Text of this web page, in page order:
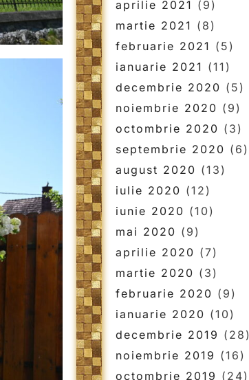
aprilie 2021 (9)
martie 2021 (8)
februarie 2021 (5)
ianuarie 2021 (11)
decembrie 2020 (5)
noiembrie 2020 (9)
octombrie 2020 (3)
septembrie 2020 (6)
august 2020 (13)
iulie 2020 (12)
iunie 2020 (10)
mai 2020 (9)
aprilie 2020 (7)
martie 2020 (3)
februarie 2020 (9)
ianuarie 2020 (10)
decembrie 2019 (28)
noiembrie 2019 (16)
octombrie 2019 (24)